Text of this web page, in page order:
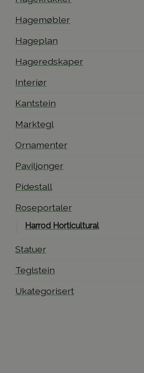
Hagemøbler
Hageplan
Hageredskaper
Interiør
Kantstein
Marktegl
Ornamenter
Paviljonger
Pidestall
Roseportaler
Harrod Horticultural
Statuer
Teglstein
Ukategorisert